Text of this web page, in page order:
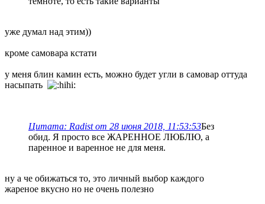
уже думал над этим))
кроме самовара кстати
у меня блин камин есть, можно будет угли в самовар оттуда
насыпать
Цитата: Radist от 28 июня 2018, 11:53:53Без
обид. Я просто все ЖАРЕННОЕ ЛЮБЛЮ, а
паренное и варенное не для меня.
ну а че обижаться то, это личный выбор каждого
жареное вкусно но не очень полезно